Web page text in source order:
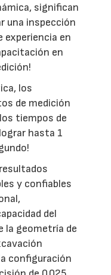
significan
una inspección
experiencia en
en
los
de medición
tiempos de
hasta 1
y confiables
del
la geometría de
configuración